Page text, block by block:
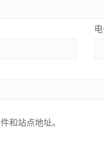
和站点地址。